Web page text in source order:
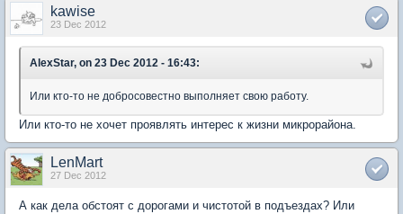
kawise
23 Dec 2012
AlexStar, on 23 Dec 2012 - 16:43:
Или кто-то не добросовестно выполняет свою работу.
Или кто-то не хочет проявлять интерес к жизни микрорайона.
LenMart
27 Dec 2012
А как дела обстоят с дорогами и чистотой в подъездах? Или